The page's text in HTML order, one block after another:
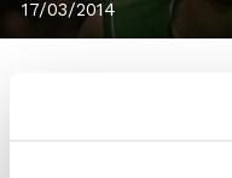
17/03/2014